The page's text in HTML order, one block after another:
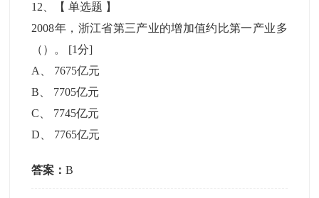
12 、【单选题 】
2008年，浙江省第三产业的增加值约比第一产业多
（）。 [1分]
A
7675亿元
B
7705亿元
C
7745亿元
D
7765亿元
答案：B